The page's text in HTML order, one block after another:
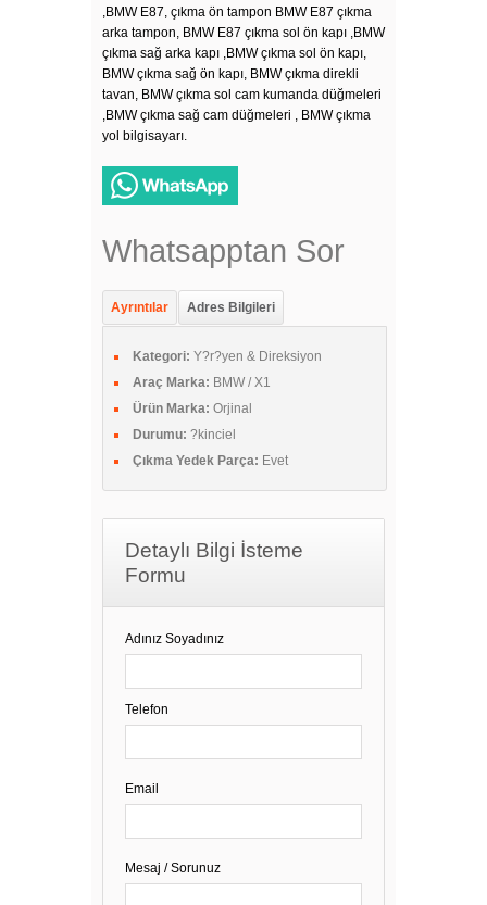
,BMW E87, çıkma ön tampon BMW E87 çıkma
arka tampon, BMW E87 çıkma sol ön kapı ,BMW
çıkma sağ arka kapı ,BMW çıkma sol ön kapı,
BMW çıkma sağ ön kapı, BMW çıkma direkli
tavan, BMW çıkma sol cam kumanda düğmeleri
,BMW çıkma sağ cam düğmeleri , BMW çıkma
yol bilgisayarı.
Whatsapptan Sor
Ayrıntılar Adres Bilgileri
Kategori: Y?r?yen & Direksiyon
Araç Marka: BMW / X1
Ürün Marka: Orjinal
Durumu: ?kinciel
Çıkma Yedek Parça: Evet
Detaylı Bilgi İsteme
Formu
Adınız Soyadınız
Telefon
Email
Mesaj / Sorunuz